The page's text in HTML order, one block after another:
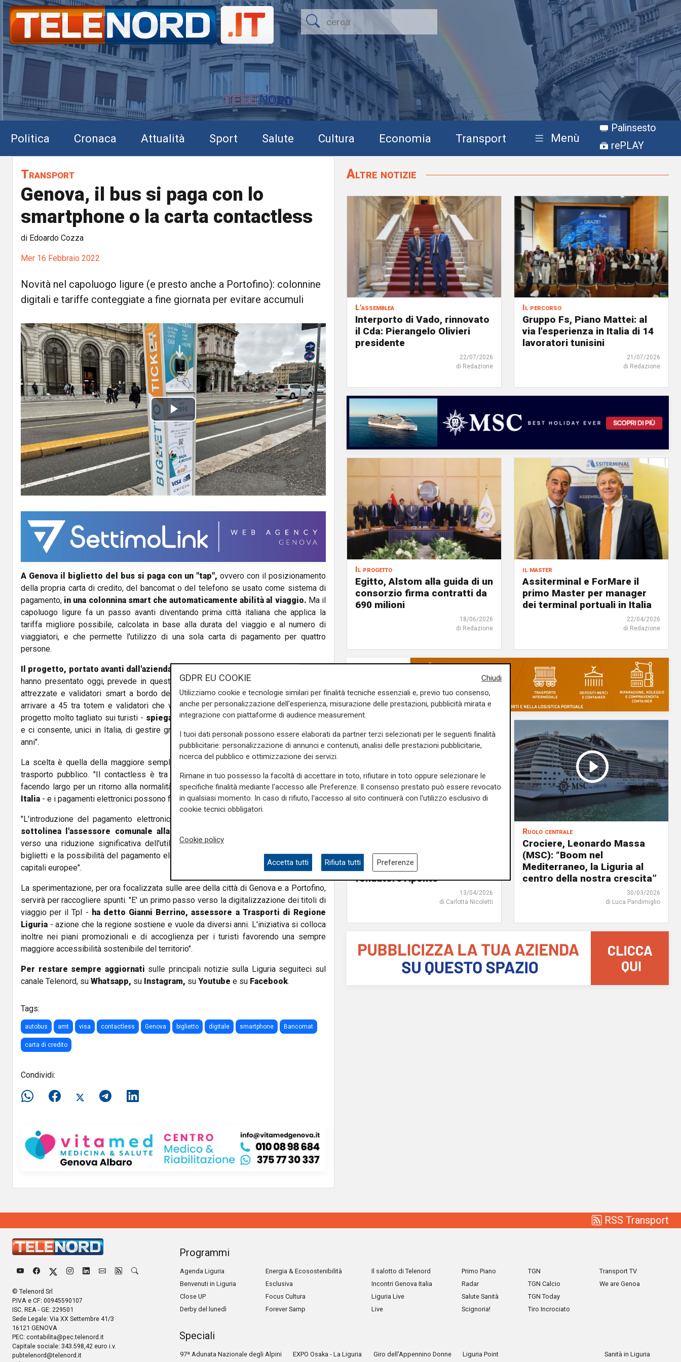
Politica Cronaca Attualità Sport Salute Cultura Economia Transport Menù
Palinsesto
rePLAY
Transport
Genova, il bus si paga con lo
smartphone o la carta contactless
di Edoardo Cozza
Mer 16 Febbraio 2022
Novità nel capoluogo ligure (e presto anche a Portofino): colonnine
digitali e tariffe conteggiate a fine giornata per evitare accumuli
P
l
a
y
V
e
o
A Genova il biglietto del bus si paga con un "tap", ovvero con il posizionamento
della propria carta di credito, del bancomat o del telefono se usato come sistema di
pagamento, in una colonnina smart che automaticamente abilità al viaggio. Ma il
capoluogo ligure fa un passo avanti diventando prima città italiana che applica la
tariffa migliore possibile, calcolata in base alla durata del viaggio e al numero di
viaggiatori, e che permette l'utilizzo di una sola carta di pagamento per quattro
persone.
Il progetto, portato avanti dall'azienda pubblica di trasporti Amt e Visa,
hanno presentato oggi, prevede in questa prima fase 10 fermate della rete urbana
attrezzate e validatori smart a bordo dei bus di collegamento con l'aeroporto, per
arrivare a 45 tra totem e validatori che verranno progressivamente installati. "E' un
progetto molto tagliato sui turisti - spiega il presidente di Amt, Marco Beltrami-
e ci consente, unici in Italia, di gestire gruppi fino a 4 persone. Andrà avanti per tre
anni".
La scelta è quella della maggiore semplicità possibile per riavvicinare i cittadini al
trasporto pubblico. "Il contactless è tra le tecnologie che più di ogni altra si sta
facendo largo per un ritorno alla normalità -sottolinea Stefano Stoppani, di Visa
Italia - e i pagamenti elettronici possono fare la differenza".
"L'introduzione del pagamento elettronico alla fermata è un tassello importante -
sottolinea l'assessore comunale alla Mobilità Matteo Campora
verso una riduzione significativa dell'utilizzo del contante. La digitalizzazione dei
biglietti e la possibilità del pagamento elettronico, inoltre, avvicinano la città ad altre
capitali europee".
La sperimentazione, per ora focalizzata sulle aree della città di Genova e a Portofino,
servirà per raccogliere spunti. "E' un primo passo verso la digitalizzazione dei titoli di
viaggio per il Tpl - ha detto Gianni Berrino, assessore a Trasporti di Regione
Liguria - azione che la regione sostiene e vuole da diversi anni. L'iniziativa si colloca
inoltre nei piani promozionali e di accoglienza per i turisti favorendo una sempre
maggiore accessibilità sostenibile del territorio".
Per restare sempre aggiornati sulle principali notizie sulla Liguria seguiteci sul
canale Telenord, su Whatsapp, su Instagram, su Youtube e su Facebook.
Tags:
autobus amt visa contactless Genova biglietto digitale smartphone Bancomat
carta di credito
Condividi:
Altre notizie
L'assemblea
Interporto di Vado, rinnovato
il Cda: Pierangelo Olivieri
presidente
22/07/2026
di Redazione
Il percorso
Gruppo Fs, Piano Mattei: al
via l'esperienza in Italia di 14
lavoratori tunisini
21/07/2026
di Redazione
Il progetto
Egitto, Alstom alla guida di un
consorzio firma contratti da
690 milioni
18/06/2026
di Redazione
il master
Assiterminal e ForMare il
primo Master per manager
dei terminal portuali in Italia
22/04/2026
di Redazione
generazione: proprietà
trasferita ai figli del
fondatore Aponte
13/04/2026
di Carlotta Nicoletti
Ruolo centrale
Crociere, Leonardo Massa
(MSC): “Boom nel
Mediterraneo, la Liguria al
centro della nostra crescita”
30/03/2026
di Luca Pandimiglio
RSS Transport
© Telenord Srl
P.IVA e CF: 00945590107
ISC. REA - GE: 229501
Sede Legale: Via XX Settembre 41/3
16121 GENOVA
PEC: contabilita@pec.telenord.it
Capitale sociale: 343.598,42 euro i.v.
pubtelenord@telenord.it
Programmi
Agenda Liguria
Benvenuti in Liguria
Close UP
Derby del lunedì
Energia & Ecosostenibilità
Esclusiva
Focus Cultura
Forever Samp
Il salotto di Telenord
Incontri Genova Italia
Liguria Live
Live
Primo Piano
Radar
Salute Sanità
Scignoria!
TGN
TGN Calcio
TGN Today
Tiro Incrociato
Transport TV
We are Genoa
Speciali
97ª Adunata Nazionale degli Alpini EXPO Osaka - La Liguria Giro dell'Appennino Donne Liguria Point Sanità in Liguria
Chiudi
GDPR EU COOKIE
Utilizziamo cookie e tecnologie similari per finalità tecniche essenziali e, previo tuo consenso,
anche per personalizzazione dell'esperienza, misurazione delle prestazioni, pubblicità mirata e
integrazione con piattaforme di audience measurement.
I tuoi dati personali possono essere elaborati da partner terzi selezionati per le seguenti finalità
pubblicitarie: personalizzazione di annunci e contenuti, analisi delle prestazioni pubblicitarie,
ricerca del pubblico e ottimizzazione dei servizi.
Rimane in tuo possesso la facoltà di accettare in toto, rifiutare in toto oppure selezionare le
specifiche finalità mediante l'accesso alle Preferenze. Il consenso prestato può essere revocato
in qualsiasi momento. In caso di rifiuto, l'accesso al sito continuerà con l'utilizzo esclusivo di
cookie tecnici obbligatori.
Cookie policy
Accetta tutti Rifiuta tutti Preferenze